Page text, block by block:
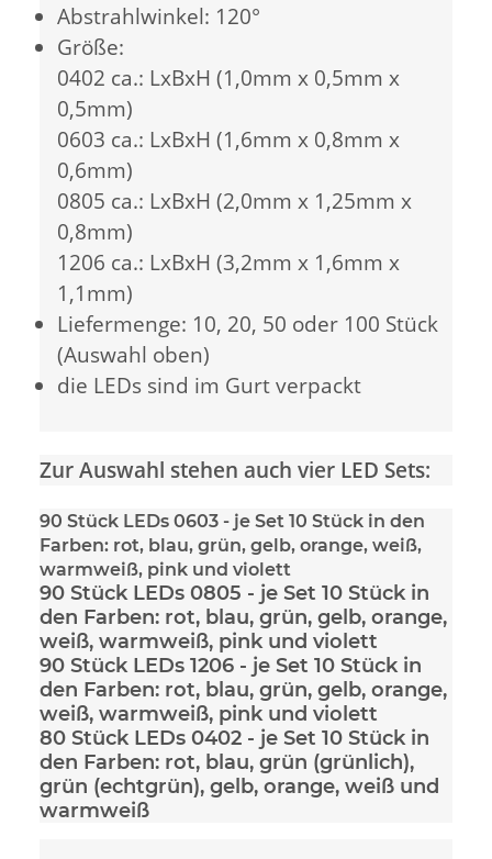
Abstrahlwinkel: 120°
Größe:
0402 ca.: LxBxH (1,0mm x 0,5mm x
0,5mm)
0603 ca.: LxBxH (1,6mm x 0,8mm x
0,6mm)
0805 ca.: LxBxH (2,0mm x 1,25mm x
0,8mm)
1206 ca.: LxBxH (3,2mm x 1,6mm x
1,1mm)
Liefermenge: 10, 20, 50 oder 100 Stück
(Auswahl oben)
die LEDs sind im Gurt verpackt
Zur Auswahl stehen auch vier LED Sets:
90 Stück LEDs 0603 - je Set 10 Stück in den
Farben: rot, blau, grün, gelb, orange, weiß,
warmweiß, pink und violett
90 Stück LEDs 0805 - je Set 10 Stück in
den Farben: rot, blau, grün, gelb, orange,
weiß, warmweiß, pink und violett
90 Stück LEDs 1206 - je Set 10 Stück in
den Farben: rot, blau, grün, gelb, orange,
weiß, warmweiß, pink und violett
80 Stück LEDs 0402 - je Set 10 Stück in
den Farben: rot, blau, grün (grünlich),
grün (echtgrün), gelb, orange, weiß und
warmweiß